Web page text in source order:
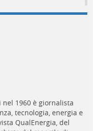
nel 1960 è giornalista
tecnologia, energia e
QualEnergia, del